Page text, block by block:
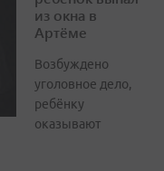
из окна в
Артёме
Возбуждено
уголовное дело,
ребёнку
оказывают